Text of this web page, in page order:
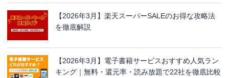
【2026年3月】楽天スーパーSALEのお得な攻略法
を徹底解説
【2026年3月】電子書籍サービスおすすめ人気ラン
キング｜無料・還元率・読み放題で22社を徹底比較